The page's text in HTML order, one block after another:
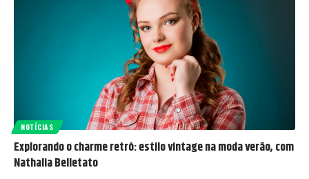
NOTÍCIAS
Explorando o charme retrô: estilo vintage na moda verão, com
Nathalia Belletato